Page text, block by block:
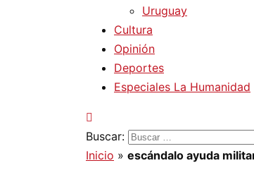
Uruguay
Cultura
Opinión
Deportes
Especiales La Humanidad
Buscar:
Inicio » escándalo ayuda